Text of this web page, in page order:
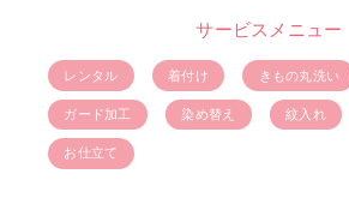
サービスメニュー
レンタル 着付け きもの丸洗い
ガード加工 染め替え 紋入れ
お仕立て